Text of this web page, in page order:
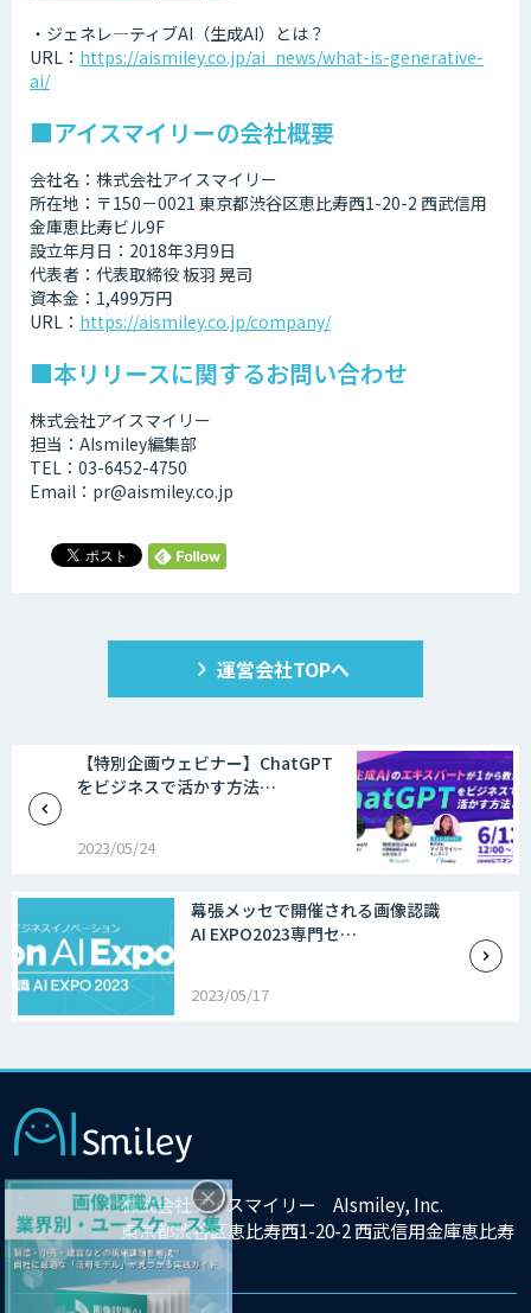
・ジェネレ―ティブAI（生成AI）とは？
URL： https://aismiley.co.jp/ai_news/what-is-generative-
ai/
■アイスマイリーの会社概要
会社名：株式会社アイスマイリー
所在地：〒150－0021 東京都渋谷区恵比寿西1-20-2 西武信用
金庫恵比寿ビル9F
設立年月日：2018年3月9日
代表者：代表取締役 板羽 晃司
資本金：1,499万円
URL： https://aismiley.co.jp/company/
■本リリースに関するお問い合わせ
株式会社アイスマイリー
担当：AIsmiley編集部
TEL：03-6452-4750
Email：pr@aismiley.co.jp
運営会社TOPへ
【特別企画ウェビナー】ChatGPT
をビジネスで活かす方法…
2023/05/24
幕張メッセで開催される画像認識
AI EXPO2023専門セ…
2023/05/17
株式会社アイスマイリー AIsmiley, Inc.
東京都渋谷区恵比寿西1-20-2 西武信用金庫恵比寿
ビル9F
×